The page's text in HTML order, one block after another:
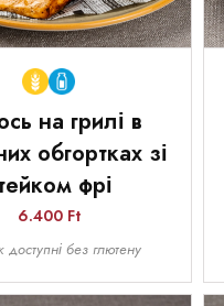
на грилі в
обгортках зі
фрі
6.400 Ft
доступні без глютену